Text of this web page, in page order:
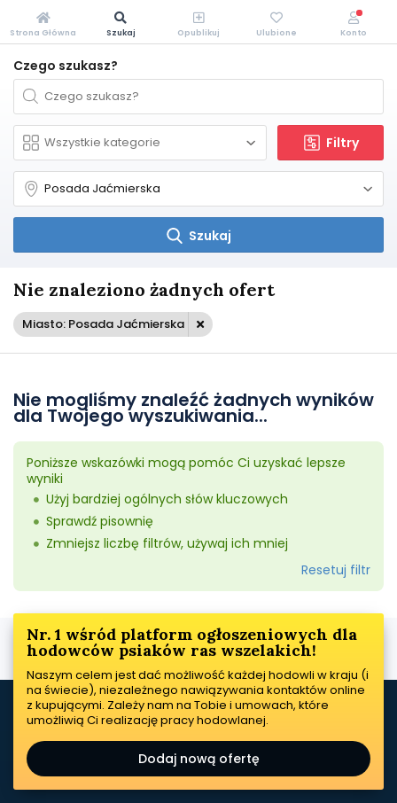
Czego szukasz?
Filtry
Szukaj
Nie znaleziono żadnych ofert
Miasto: Posada Jaćmierska
Nie mogliśmy znaleźć żadnych wyników
dla Twojego wyszukiwania...
Poniższe wskazówki mogą pomóc Ci uzyskać lepsze
wyniki
Użyj bardziej ogólnych słów kluczowych
Sprawdź pisownię
Zmniejsz liczbę filtrów, używaj ich mniej
Resetuj filtr
Nr. 1 wśród platform ogłoszeniowych dla
hodowców psiaków ras wszelakich!
Naszym celem jest dać możliwość każdej hodowli w kraju (i
na świecie), niezależnego nawiązywania kontaktów online
z kupującymi. Zależy nam na Tobie i umowach, które
umożliwią Ci realizację pracy hodowlanej.
Dodaj nową ofertę
Strona Główna Szukaj Opublikuj Ulubione Konto